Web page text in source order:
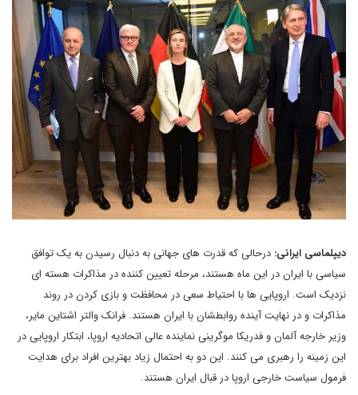
دیپلماسی ایرانی: درحالی که قدرت های جهانی به دنبال رسیدن به یک توافق
سیاسی با ایران در این ماه هستند، مرحله تعیین کننده در مذاکرات هسته ای
نزدیک است. اروپایی ها با احتیاط سعی در محافظت و بازی کردن در روند
مذاکرات و در نهایت آینده روابطشان با ایران هستند. فرانک والتر اشتاین مایر،
وزیر خارجه آلمان و فدریکا موگرینی نماینده عالی اتحادیه اروپا، ابتکار اروپایی در
این زمینه را رهبری می کنند. این دو به احتمال زیاد بهترین افراد برای هدایت
فرمول سیاست خارجی اروپا در قبال ایران هستند.